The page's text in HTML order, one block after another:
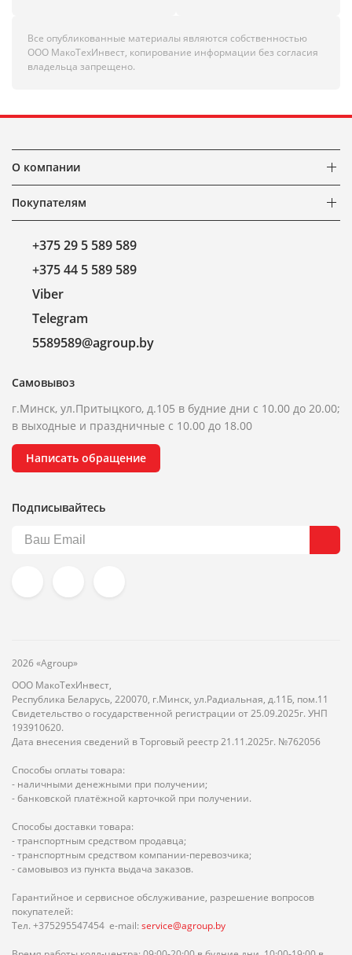
Все опубликованные материалы являются собственностью
ООО МакоТехИнвест, копирование информации без согласия
владельца запрещено.
О компании
Покупателям
+375 29 5 589 589
+375 44 5 589 589
Viber
Telegram
5589589@agroup.by
Самовывоз
г.Минск, ул.Притыцкого, д.105 в будние дни с 10.00 до 20.00;
в выходные и праздничные с 10.00 до 18.00
Написать обращение
Подписывайтесь
2026 «Agroup»
ООО МакоТехИнвест,
Республика Беларусь, 220070, г.Минск, ул.Радиальная, д.11Б, пом.11
Свидетельство о государственной регистрации от 25.09.2025г. УНП
193910620.
Дата внесения сведений в Торговый реестр 21.11.2025г. №762056
Способы оплаты товара:
- наличными денежными при получении;
- банковской платёжной карточкой при получении.
Способы доставки товара:
- транспортным средством продавца;
- транспортным средством компании-перевозчика;
- самовывоз из пункта выдача заказов.
Гарантийное и сервисное обслуживание, разрешение вопросов
покупателей:
Тел. +375295547454 e-mail: service@agroup.by